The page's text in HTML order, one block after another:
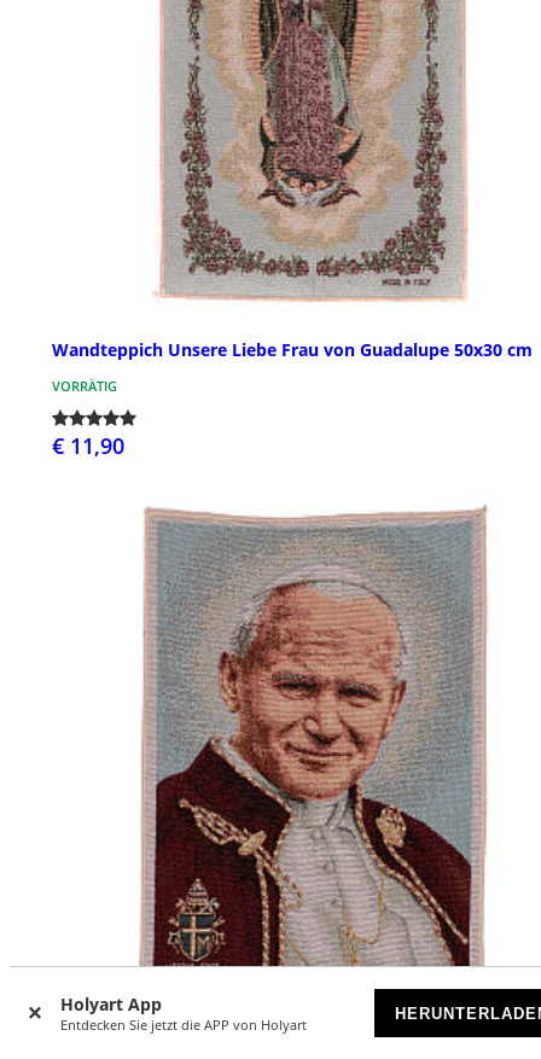
Holyart App
Entdecken Sie jetzt die APP von Holyart
Wandteppich Unsere Liebe Frau von Guadalupe 50x30 cm
VORRÄTIG
€ 11,90